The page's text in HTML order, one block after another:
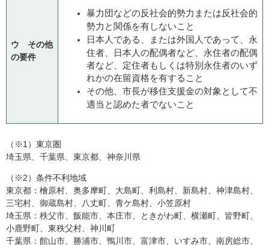
ウ その他
の要件
暴力団などの反社会的勢力または反社会的
勢力と関係を有しないこと
日本人である、または外国人であって、永
住者、日本人の配偶者など、永住者の配偶
者など、定住者もしくは特別永住者のいず
れかの在留資格を有すること
その他、市長が移住支援金の対象として不
適当と認めた者でないこと
（※1）東京圏
埼玉県、千葉県、東京都、神奈川県
（※2）条件不利地域
東京都：檜原村、奥多摩町、大島町、利島村、新島村、神津島村、
三宅村、御蔵島村、八丈町、青ケ島村、小笠原村
埼玉県：秩父市、飯能市、本庄市、ときがわ町、横瀬町、皆野町、
小鹿野町、東秩父村、神川町
千葉県：館山市、勝浦市、鴨川市、富津市、いすみ市、南房総市、